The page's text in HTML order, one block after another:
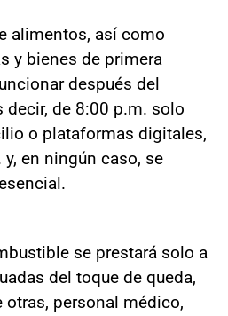
alimentos, así como
y bienes de primera
después del
decir, de 8:00 p.m. solo
o plataformas digitales,
en ningún caso, se
se prestará solo a
del toque de queda,
otras, personal médico,